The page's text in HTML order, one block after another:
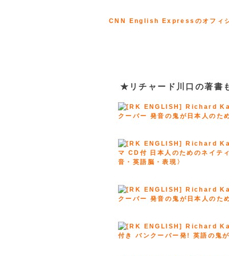
CNN English Expressのオフィシ
★リチャード川口の著書